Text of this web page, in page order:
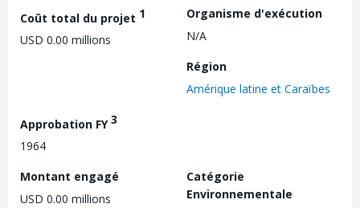
Coût total du projet 1
USD 0.00 millions
Organisme d'exécution
N/A
Région
Amérique latine et Caraïbes
Approbation FY3
1964
Montant engagé
USD 0.00 millions
Catégorie
Environnementale